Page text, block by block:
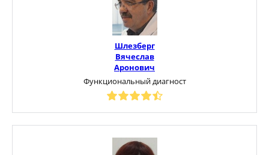
Шлезберг
Вячеслав
Аронович
Функциональный диагност